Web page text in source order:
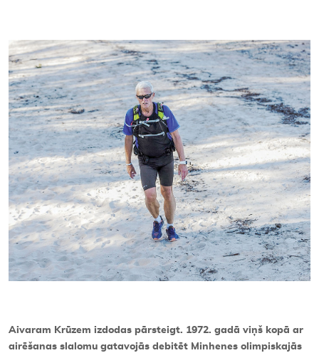
Aivaram Krūzem izdodas pārsteigt. 1972. gadā viņš kopā ar
airēšanas slalomu gatavojās debitēt Minhenes olimpiskajās